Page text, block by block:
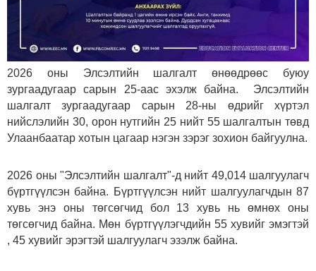
2026 оны Элсэлтийн шалгалт өнөөдрөөс буюу
зургаадугаар сарын 25-аас эхэлж байна. Элсэлтийн
шалгалт зургаадугаар сарын 28-ны өдрийг хүртэл
нийслэлийн 30, орон нутгийн 25 нийт 55 шалгалтын төвд
Улаанбаатар хотын цагаар нэгэн зэрэг зохион байгуулна.
2026 оны "Элсэлтийн шалгалт"-д нийт 49,014 шалгуулагч
бүртгүүлсэн байна. Бүртгүүлсэн нийт шалгуулагчдын 87
хувь энэ оны төгсөгчид бол 13 хувь нь өмнөх оны
төгсөгчид байна. Мөн бүртгүүлэгчдийн 55 хувийг эмэгтэй
, 45 хувийг эрэгтэй шалгуулагч эзэлж байна.